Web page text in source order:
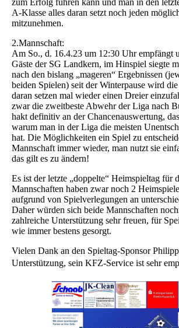
A-Klasse alles daran setzt noch jeden
mitzunehmen.
2.Mannschaft:
Am So., d. 16.4.23 um 12:30 Uhr empfängt
Gäste der SG Landkern, im Hinspiel siegte
nach den bislang „mageren“ Ergebnissen
beiden Spielen) seit der Winterpause wird
daran setzen mal wieder einen Dreier
zwar die zweitbeste Abwehr der Liga nach
hakt definitiv an der Chancenauswertung,
warum man in der Liga die meisten
hat. Die Möglichkeiten ein Spiel zu
Mannschaft immer wieder, man nutzt sie
das gilt es zu ändern!
Es ist der letzte „doppelte“ Heimspieltag für
Mannschaften haben zwar noch 2
aufgrund von Spielverlegungen an
Daher würden sich beide Mannschaften
zahlreiche Unterstützung sehr freuen, für
wie immer bestens gesorgt.
Vielen Dank an den Spieltag-Sponsor
Unterstützung, sein KFZ-Service ist sehr